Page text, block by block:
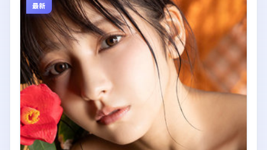
最新